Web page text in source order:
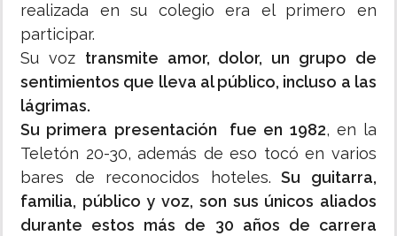
realizada en su colegio era el primero en
participar.
Su voz transmite amor, dolor, un grupo de
sentimientos que lleva al público, incluso a las
lágrimas.
Su primera presentación fue en 1982, en la
Teletón 20-30, además de eso tocó en varios
bares de reconocidos hoteles. Su guitarra,
familia, público y voz, son sus únicos aliados
durante estos más de 30 años de carrera